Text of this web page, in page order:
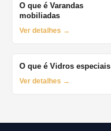
O que é Varandas
mobiliadas
Ver detalhes →
O que é Vidros especiais
Ver detalhes →